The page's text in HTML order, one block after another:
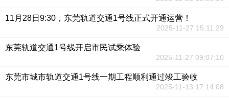
11月28日9:30，东莞轨道交通1号线正式开通运营！
2025-11-27 15:11:29
东莞轨道交通1号线开启市民试乘体验
2025-11-27 09:07:10
东莞市城市轨道交通1号线一期工程顺利通过竣工验收
2025-11-13 17:14:08